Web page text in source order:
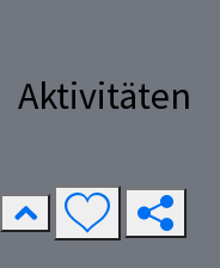
Aktivitäten